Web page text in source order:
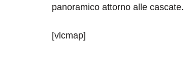
panoramico attorno alle cascate.
[vlcmap]
il Louvre in